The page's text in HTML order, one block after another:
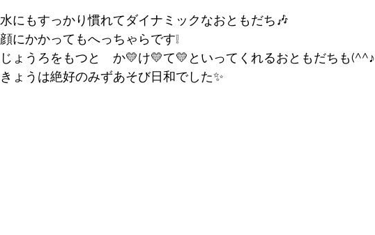
水にもすっかり慣れてダイナミックなおともだち🎶
顔にかかってもへっちゃらです❕
じょうろをもつと　か💛け💛て💛といってくれるおともだちも(^^♪
きょうは絶好のみずあそび日和でした✨